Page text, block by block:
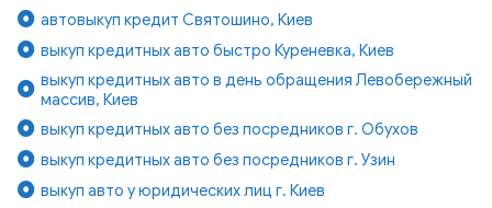
автовыкуп кредит Святошино, Киев
выкуп кредитных авто быстро Куреневка, Киев
выкуп кредитных авто в день обращения Левобережный
массив, Киев
выкуп кредитных авто без посредников г. Обухов
выкуп кредитных авто без посредников г. Узин
выкуп авто у юридических лиц г. Киев